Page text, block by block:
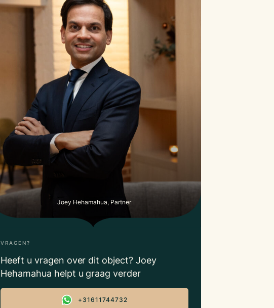
Joey Hehamahua, Partner
VRAGEN?
Heeft u vragen over dit object? Joey
Hehamahua helpt u graag verder
+31611744732